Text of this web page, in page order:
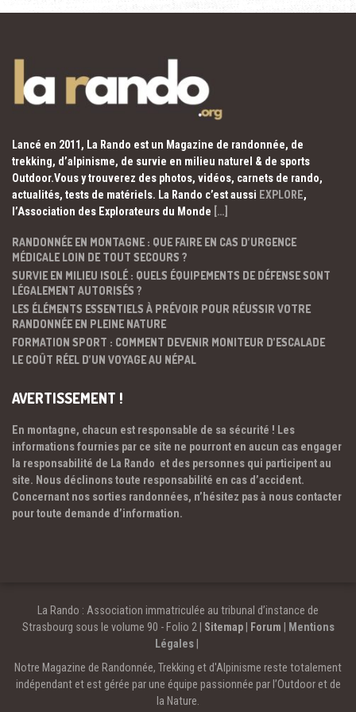
Lancé en 2011, La Rando est un Magazine de randonnée, de
trekking, d’alpinisme, de survie en milieu naturel & de sports
Outdoor.Vous y trouverez des photos, vidéos, carnets de rando,
actualités, tests de matériels. La Rando c’est aussi EXPLORE,
l’Association des Explorateurs du Monde […]
RANDONNÉE EN MONTAGNE : QUE FAIRE EN CAS D’URGENCE
MÉDICALE LOIN DE TOUT SECOURS ?
SURVIE EN MILIEU ISOLÉ : QUELS ÉQUIPEMENTS DE DÉFENSE SONT
LÉGALEMENT AUTORISÉS ?
LES ÉLÉMENTS ESSENTIELS À PRÉVOIR POUR RÉUSSIR VOTRE
RANDONNÉE EN PLEINE NATURE
FORMATION SPORT : COMMENT DEVENIR MONITEUR D’ESCALADE
LE COÛT RÉEL D’UN VOYAGE AU NÉPAL
AVERTISSEMENT !
En montagne, chacun est responsable de sa sécurité ! Les
informations fournies par ce site ne pourront en aucun cas engager
la responsabilité de La Rando et des personnes qui participent au
site. Nous déclinons toute responsabilité en cas d’accident.
Concernant nos sorties randonnées, n’hésitez pas à nous contacter
pour toute demande d’information.
La Rando : Association immatriculée au tribunal d’instance de
Strasbourg sous le volume 90 - Folio 2 | Sitemap| Forum
Mentions
Légales
Notre Magazine de Randonnée, Trekking et d'Alpinisme reste totalement
indépendant et est gérée par une équipe passionnée par l’Outdoor et de
la Nature.